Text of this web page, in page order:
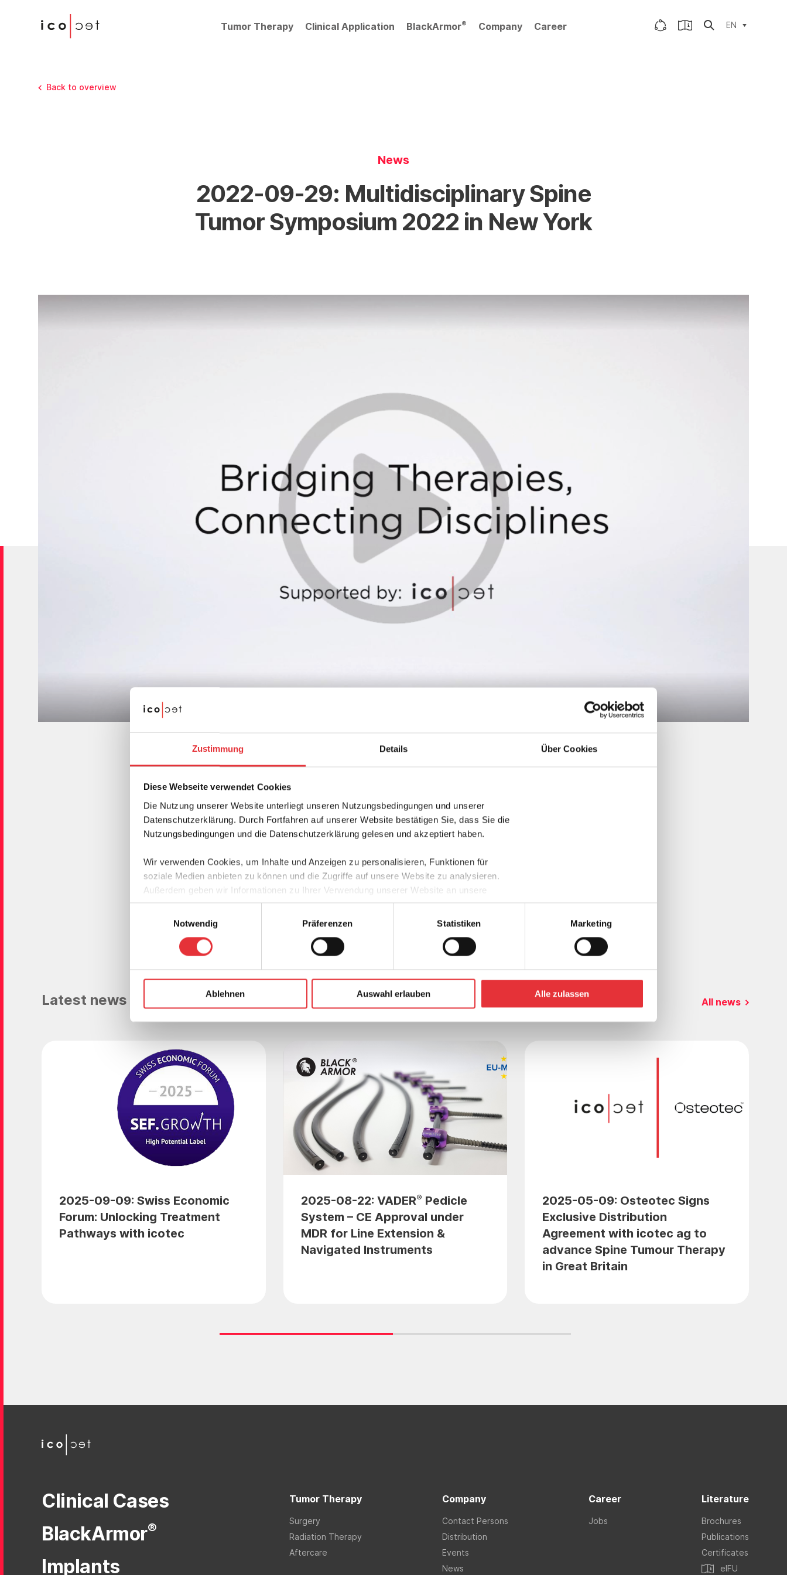
Zustimmung Details Über Cookies
Diese Webseite verwendet Cookies
Die Nutzung unserer Website unterliegt unseren Nutzungsbedingungen und unserer
Datenschutzerklärung. Durch Fortfahren auf unserer Website bestätigen Sie, dass Sie die
Nutzungsbedingungen und die Datenschutzerklärung gelesen und akzeptiert haben.
Wir verwenden Cookies, um Inhalte und Anzeigen zu personalisieren, Funktionen für
soziale Medien anbieten zu können und die Zugriffe auf unsere Website zu analysieren.
Außerdem geben wir Informationen zu Ihrer Verwendung unserer Website an unsere
Partner für soziale Medien, Werbung und Analysen weiter. Unsere Partner führen diese
Informationen möglicherweise mit weiteren Daten zusammen, die Sie ihnen bereitgestellt
haben oder die sie im Rahmen Ihrer Nutzung der Dienste gesammelt haben.
Notwendig
Präferenzen Statistiken Marketing
Ablehnen Auswahl erlauben Alle zulassen
Tumor Therapy Clinical Application BlackArmor® Company Career EN
Back to overview
News
2022-09-29: Multidisciplinary Spine
Tumor Symposium 2022 in New York
It was an honor and privilege to be part of the 2022
Multidisciplinary Spine Tumor Symposium this past weekend
Thanks to all of the faculty and attendees for such an engaging and forward-
thinking event, full of great discussions and presentations all with the goal of
advancing spine tumor treatment.
Latest news All news
2025-09-09: Swiss Economic
Forum: Unlocking Treatment
Pathways with icotec
2025-08-22: VADER® Pedicle
System – CE Approval under
MDR for Line Extension &
Navigated Instruments
2025-05-09: Osteotec Signs
Exclusive Distribution
Agreement with icotec ag to
advance Spine Tumour Therapy
in Great Britain
Clinical Cases
BlackArmor®
Implants
Tumor Therapy
Surgery
Radiation Therapy
Aftercare
Company
Contact Persons
Distribution
Events
News
Career
Jobs
Literature
Brochures
Publications
Certificates
eIFU